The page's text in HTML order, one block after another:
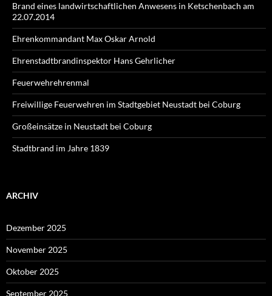
Brand eines landwirtschaftlichen Anwesens in Ketschenbach am
22.07.2014
Ehrenkommandant Max Oskar Arnold
Ehrenstadtbrandinspektor Hans Gehrlicher
Feuerwehrehrenmal
Freiwillige Feuerwehren im Stadtgebiet Neustadt bei Coburg
Großeinsätze in Neustadt bei Coburg
Stadtbrand im Jahre 1839
ARCHIV
Dezember 2025
November 2025
Oktober 2025
September 2025